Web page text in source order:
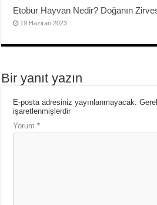
Etobur Hayvan Nedir? Doğanın
19 Haziran 2023
Bir yanıt yazın
E-posta adresiniz yayınlanmayacak.
işaretlenmişlerdir
Yorum*